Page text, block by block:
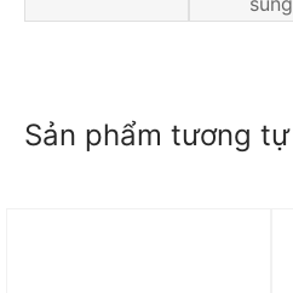
Sản phẩm tương tự